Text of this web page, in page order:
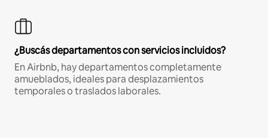
¿Buscás departamentos con servicios incluidos?
En Airbnb, hay departamentos completamente
amueblados, ideales para desplazamientos
temporales o traslados laborales.